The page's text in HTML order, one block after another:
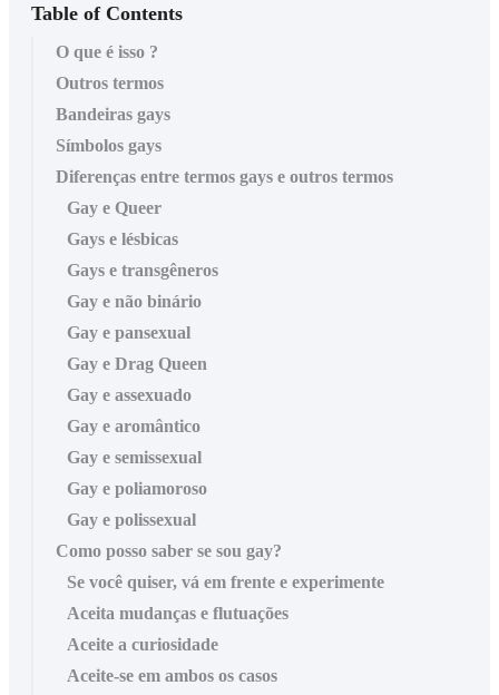
Table of Contents
O que é isso ?
Outros termos
Bandeiras gays
Símbolos gays
Diferenças entre termos gays e outros termos
Gay e Queer
Gays e lésbicas
Gays e transgêneros
Gay e não binário
Gay e pansexual
Gay e Drag Queen
Gay e assexuado
Gay e aromântico
Gay e semissexual
Gay e poliamoroso
Gay e polissexual
Como posso saber se sou gay?
Se você quiser, vá em frente e experimente
Aceita mudanças e flutuações
Aceite a curiosidade
Aceite-se em ambos os casos